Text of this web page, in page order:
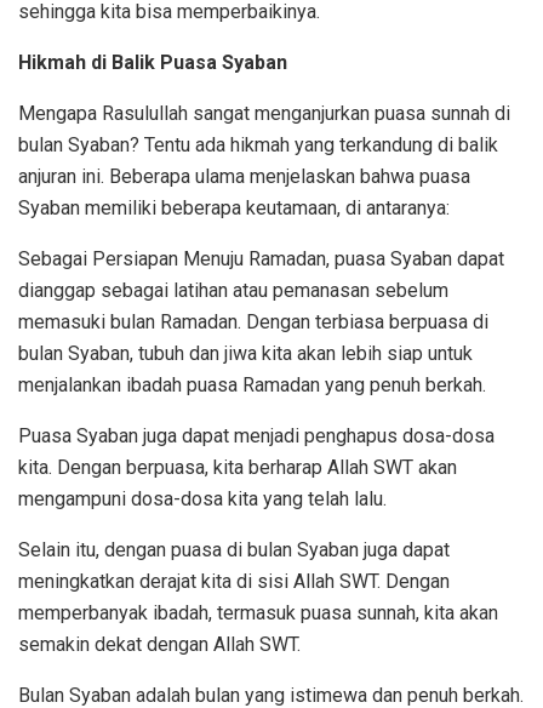
sehingga kita bisa memperbaikinya.
Hikmah di Balik Puasa Syaban
Mengapa Rasulullah sangat menganjurkan puasa sunnah di
bulan Syaban? Tentu ada hikmah yang terkandung di balik
anjuran ini. Beberapa ulama menjelaskan bahwa puasa
Syaban memiliki beberapa keutamaan, di antaranya:
Sebagai Persiapan Menuju Ramadan, puasa Syaban dapat
dianggap sebagai latihan atau pemanasan sebelum
memasuki bulan Ramadan. Dengan terbiasa berpuasa di
bulan Syaban, tubuh dan jiwa kita akan lebih siap untuk
menjalankan ibadah puasa Ramadan yang penuh berkah.
Puasa Syaban juga dapat menjadi penghapus dosa-dosa
kita. Dengan berpuasa, kita berharap Allah SWT akan
mengampuni dosa-dosa kita yang telah lalu.
Selain itu, dengan puasa di bulan Syaban juga dapat
meningkatkan derajat kita di sisi Allah SWT. Dengan
memperbanyak ibadah, termasuk puasa sunnah, kita akan
semakin dekat dengan Allah SWT.
Bulan Syaban adalah bulan yang istimewa dan penuh berkah.